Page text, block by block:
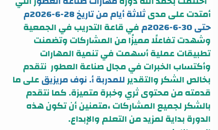
أمتدت على مدى
ثلاثة أيام من تاريخ 28-6-2026م
حتى 30-6-2026م
في قاعة التدريب في الجمعية
وشهدت تفاعلًا مميزًا من المشاركات وتضمنت
تطبيقات عملية أسهمت في تنمية المهارات
وأكتساب الخبرات في مجال صناعة العطور نتقدم
بخالص الشكر والتقديرللمدربة أ. نوف مريزيقعلى ما
قدمته من محتوى ثري وخبرة متميزة. كما نتقدم
بالشكر لجميع المشاركات ،متمنين أن تكون هذه
الدورة بداية لمزيد من التعلم والإبداع.